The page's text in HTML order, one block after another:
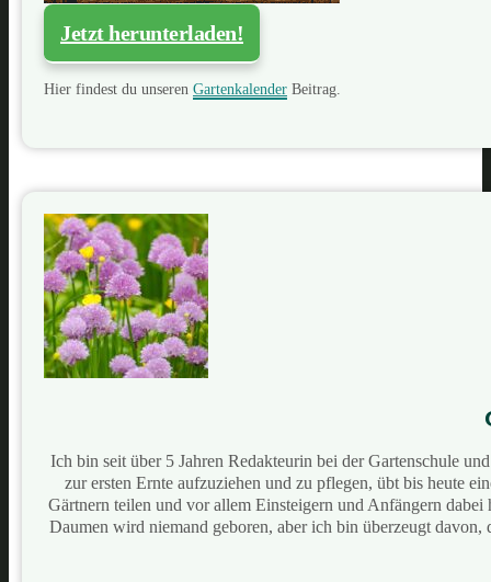
Jetzt herunterladen!
Hier findest du unseren Gartenkalender Beitrag.
Ich bin seit über 5 Jahren Redakteurin bei der Gartenschule
zur ersten Ernte aufzuziehen und zu pflegen, übt bis heute
Gärtnern teilen und vor allem Einsteigern und Anfängern
Daumen wird niemand geboren, aber ich bin überzeugt